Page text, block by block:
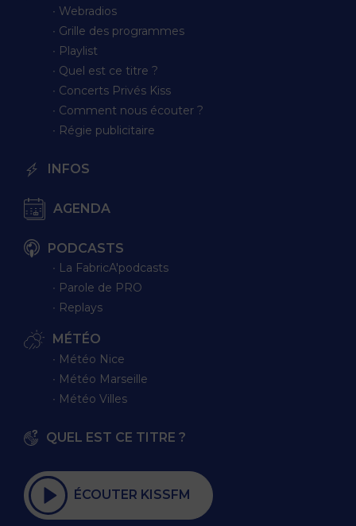
∙ Webradios
∙ Grille des programmes
∙ Playlist
∙ Quel est ce titre ?
∙ Concerts Privés Kiss
∙ Comment nous écouter ?
∙ Régie publicitaire
INFOS
AGENDA
PODCASTS
∙ La FabricA'podcasts
∙ Parole de PRO
∙ Replays
MÉTÉO
∙ Météo Nice
∙ Météo Marseille
∙ Météo Villes
QUEL EST CE TITRE ?
ÉCOUTER KISSFM